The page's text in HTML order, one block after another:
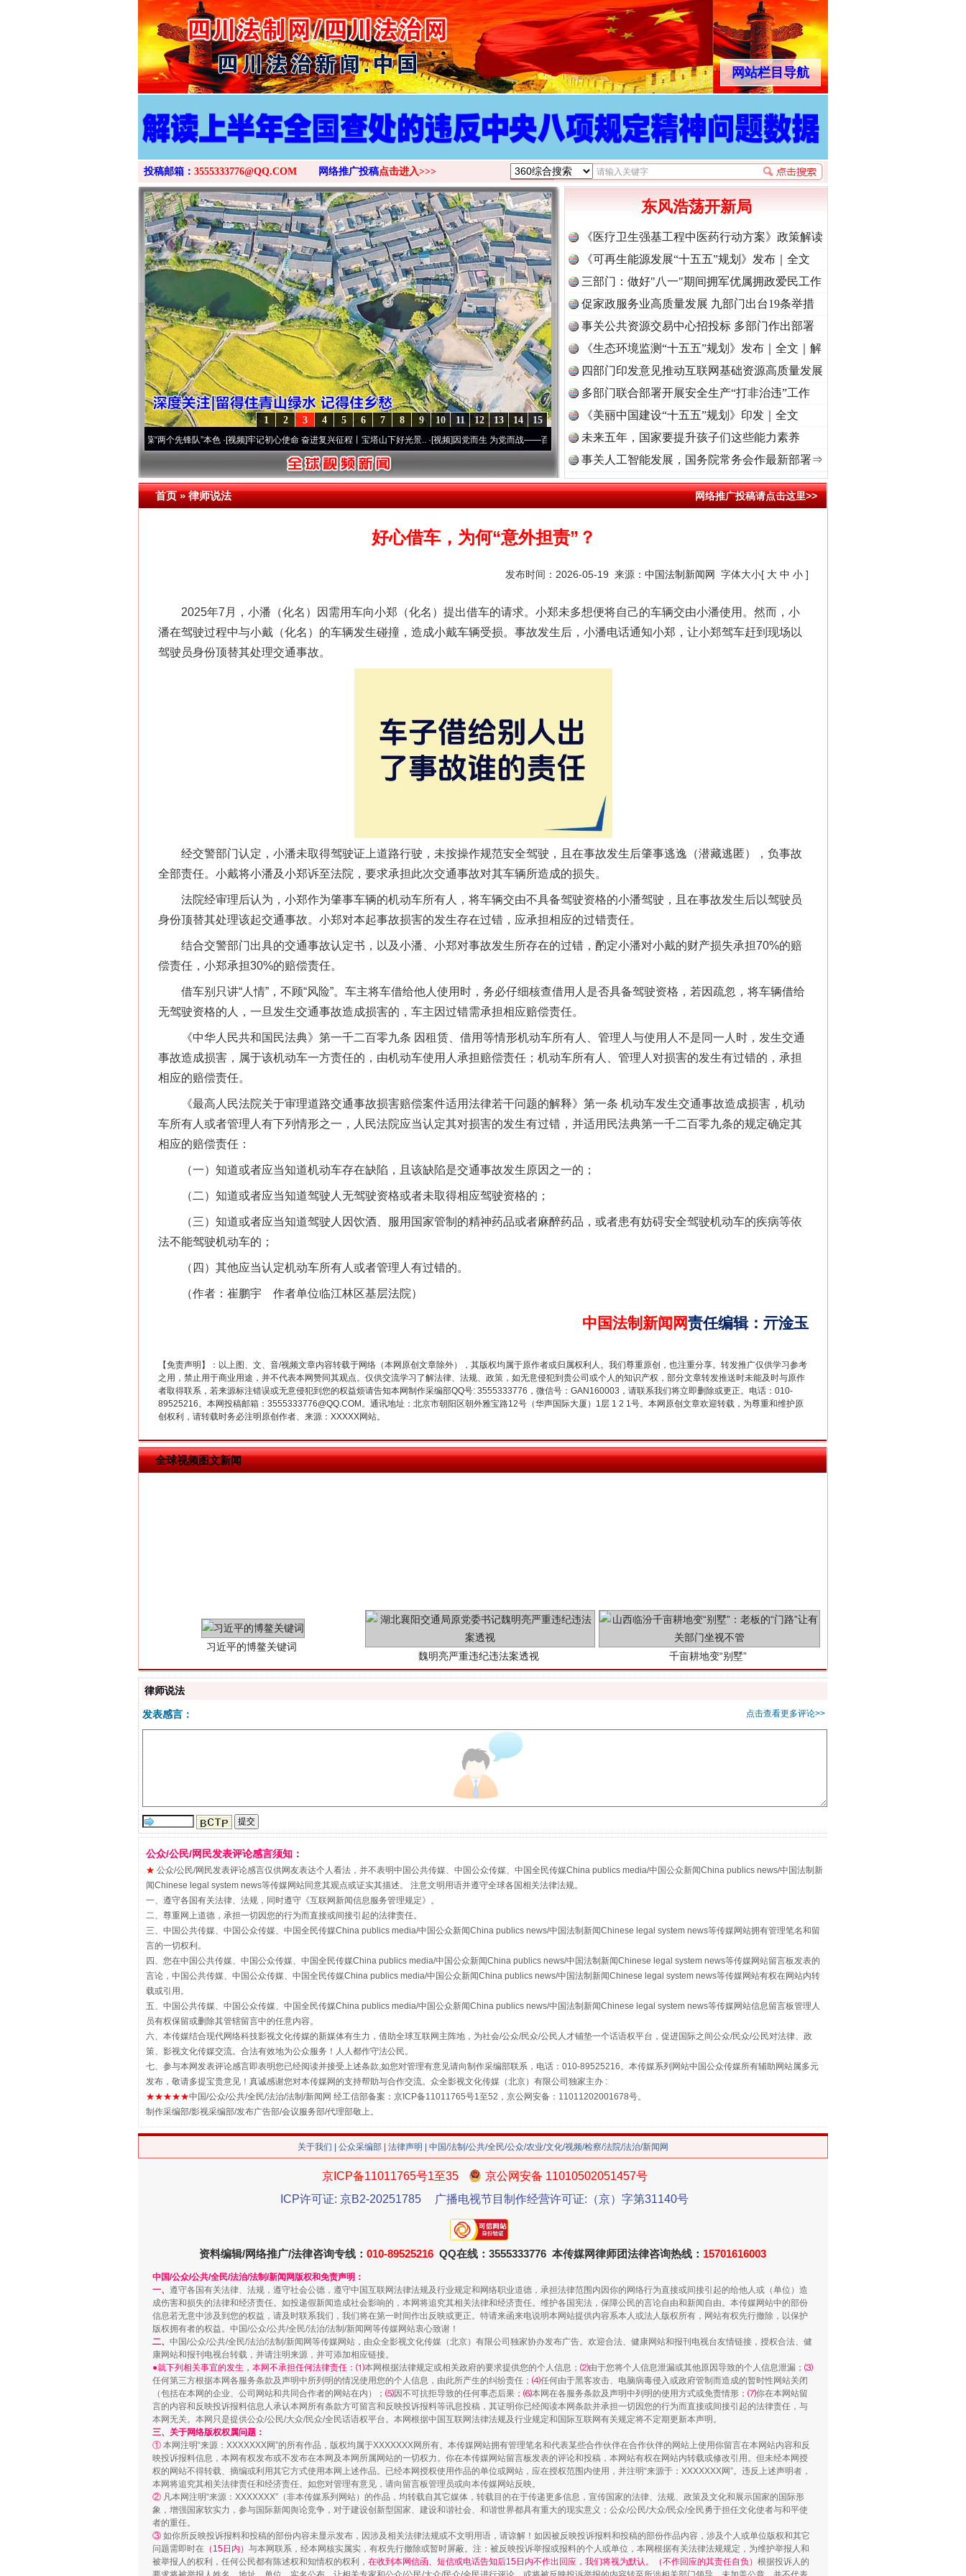
>
网站栏目导航
投稿邮箱： 3555333776@QQ.COM 网络推广投稿点击进入>>>
15
14
13
12
11
10
9
8
7
6
5
4
3
2
1
永葆“两个先锋队”本色·[视频]牢记初心使命 奋进复兴征程丨宝塔山下好光景..·[视频]因党而生 为党而战——百年“纪”事⑧加强纪律..·[视频]牢记初心使命 奋进复兴征程丨“转折之城”激荡..·[视频]
东风浩荡开新局
《医疗卫生强基工程中医药行动方案》政策解读
《可再生能源发展“十五五”规划》发布｜全文
三部门：做好"八一"期间拥军优属拥政爱民工作
促家政服务业高质量发展 九部门出台19条举措
事关公共资源交易中心招投标 多部门作出部署
《生态环境监测“十五五”规划》发布｜全文｜解
读
四部门印发意见推动互联网基础资源高质量发展
多部门联合部署开展安全生产“打非治违”工作
《美丽中国建设“十五五”规划》印发｜全文
未来五年，国家要提升孩子们这些能力素养
事关人工智能发展，国务院常务会作最新部署⇒
首页»律师说法 网络推广投稿请点击这里>>
好心借车，为何“意外担责”？
发布时间：2026-05-19 来源： 中国法制新闻网 字体大小[ 大 中 小 ]
2025年7月，小潘（化名）因需用车向小郑（化名）提出借车的请求。小郑未多想便将自己的车辆交由小潘使用。然而，小
潘在驾驶过程中与小戴（化名）的车辆发生碰撞，造成小戴车辆受损。事故发生后，小潘电话通知小郑，让小郑驾车赶到现场以
驾驶员身份顶替其处理交通事故。
经交警部门认定，小潘未取得驾驶证上道路行驶，未按操作规范安全驾驶，且在事故发生后肇事逃逸（潜藏逃匿），负事故
全部责任。小戴将小潘及小郑诉至法院，要求承担此次交通事故对其车辆所造成的损失。
法院经审理后认为，小郑作为肇事车辆的机动车所有人，将车辆交由不具备驾驶资格的小潘驾驶，且在事故发生后以驾驶员
身份顶替其处理该起交通事故。小郑对本起事故损害的发生存在过错，应承担相应的过错责任。
结合交警部门出具的交通事故认定书，以及小潘、小郑对事故发生所存在的过错，酌定小潘对小戴的财产损失承担70%的赔
偿责任，小郑承担30%的赔偿责任。
借车别只讲“人情”，不顾“风险”。车主将车借给他人使用时，务必仔细核查借用人是否具备驾驶资格，若因疏忽，将车辆借给
无驾驶资格的人，一旦发生交通事故造成损害的，车主因过错需承担相应赔偿责任。
《中华人民共和国民法典》第一千二百零九条 因租赁、借用等情形机动车所有人、管理人与使用人不是同一人时，发生交通
事故造成损害，属于该机动车一方责任的，由机动车使用人承担赔偿责任；机动车所有人、管理人对损害的发生有过错的，承担
相应的赔偿责任。
《最高人民法院关于审理道路交通事故损害赔偿案件适用法律若干问题的解释》第一条 机动车发生交通事故造成损害，机动
车所有人或者管理人有下列情形之一，人民法院应当认定其对损害的发生有过错，并适用民法典第一千二百零九条的规定确定其
相应的赔偿责任：
（一）知道或者应当知道机动车存在缺陷，且该缺陷是交通事故发生原因之一的；
（二）知道或者应当知道驾驶人无驾驶资格或者未取得相应驾驶资格的；
（三）知道或者应当知道驾驶人因饮酒、服用国家管制的精神药品或者麻醉药品，或者患有妨碍安全驾驶机动车的疾病等依
法不能驾驶机动车的；
（四）其他应当认定机动车所有人或者管理人有过错的。
（作者：崔鹏宇 作者单位临江林区基层法院）
中国法制新闻网责任编辑： 亓淦玉
【免责声明】：以上图、文、音/视频文章内容转载于网络（本网原创文章除外），其版权均属于原作者或归属权利人。我们尊重原创，也注重分享。转发推广仅供学习参考
之用，禁止用于商业用途，并不代表本网赞同其观点。仅供交流学习了解法律、法规、政策，如无意侵犯到贵公司或个人的知识产权，部分文章转发推送时未能及时与原作
者取得联系，若来源标注错误或无意侵犯到您的权益烦请告知本网制作采编部QQ号: 3555333776，微信号：GAN160003，请联系我们将立即删除或更正。电话：010-
89525216。本网投稿邮箱：3555333776@QQ.COM。通讯地址：北京市朝阳区朝外雅宝路12号（华声国际大厦）1层 1 2 1号。本网原创文章欢迎转载，为尊重和维护原
创权利，请转载时务必注明原创作者、来源：XXXXX网站。
全球视频图文新闻
网上购药对药下症？
茶叶“炒上天”
这是一记警钟！ 谢谢有你温暖了四季
在谋一域中谋全局
今年投资意愿榜揭晓 新中国诞生的见证
生物安全法正式实施
揭批美国五大"原罪" "炒鞋教程"里的骗局 习近平的“航天情”
解纷+调解+退费，一次搞定
珠宝鉴定乱象
重拳出击！专项整治午间酒驾
站台名比不上好声名
走近一线检察官
“谁都不怕”的他落马了
漫山遍野的桃花与雪山、麦地、白藏房
律师说法
点击查看更多评论>>
发表感言：
公众/公民/网民发表评论感言须知：
★ 公众/公民/网民发表评论感言仅供网友表达个人看法，并不表明中国公共传媒、中国公众传媒、中国全民传媒China publics media/中国公众新闻China publics news/中国法制新
闻Chinese legal system news等传媒网站同意其观点或证实其描述。 注意文明用语并遵守全球各国相关法律法规。
一、遵守各国有关法律、法规，同时遵守《互联网新闻信息服务管理规定》。
二、尊重网上道德，承担一切因您的行为而直接或间接引起的法律责任。
三、中国公共传媒、中国公众传媒、中国全民传媒China publics media/中国公众新闻China publics news/中国法制新闻Chinese legal system news等传媒网站拥有管理笔名和留
言的一切权利。
四、您在中国公共传媒、中国公众传媒、中国全民传媒China publics media/中国公众新闻China publics news/中国法制新闻Chinese legal system news等传媒网站留言板发表的
言论，中国公共传媒、中国公众传媒、中国全民传媒China publics media/中国公众新闻China publics news/中国法制新闻Chinese legal system news等传媒网站有权在网站内转
载或引用。
五、中国公共传媒、中国公众传媒、中国全民传媒China publics media/中国公众新闻China publics news/中国法制新闻Chinese legal system news等传媒网站信息留言板管理人
员有权保留或删除其管辖留言中的任意内容。
六、本传媒结合现代网络科技影视文化传媒的新媒体有生力，借助全球互联网主阵地，为社会/公众/民众/公民人才铺垫一个话语权平台，促进国际之间公众/民众/公民对法律、政
策、影视文化传媒交流。合法有效地为公众服务！人人都作守法公民。
七、参与本网发表评论感言即表明您已经阅读并接受上述条款,如您对管理有意见请向制作采编部联系，电话：010-89525216。本传媒系列网站中国公众传媒所有辅助网站属多元
发布，敬请多提宝贵意见！真诚感谢您对本传媒网的支持帮助与合作交流。众全影视文化传媒（北京）有限公司独家主办 :
★★★★★中国/公众/公共/全民/法治/法制/新闻网 经工信部备案：京ICP备11011765号1至52，京公网安备：11011202001678号。
制作采编部/影视采编部/发布广告部/会议服务部/代理部敬上。
关于我们 公众采编部 法律声明 | 中国/法制/公共/全民/公众/农业/文化/视频/检察/法院/法治/新闻网
京ICP备11011765号1至35
京公网安备 11010502051457号
ICP许可证: 京B2-20251785
广播电视节目制作经营许可证:（京）字第31140号
资料编辑/网络推广/法律咨询专线： 010-89525216 QQ在线：3555333776 本传媒网律师团法律咨询热线： 15701616003
中国/公众/公共/全民/法治/法制/新闻网版权和免责声明：
一、 遵守各国有关法律、法规，遵守社会公德，遵守中国互联网法律法规及行业规定和网络职业道德，承担法律范围内因你的网络行为直接或间接引起的给他人或（单位）造
成伤害和损失的法律和经济责任。如投递假新闻造成社会影响的，本网将追究其相关法律和经济责任。维护各国宪法，保障公民的言论自由和新闻自由。本传媒网站中的部份
信息若无意中涉及到您的权益，请及时联系我们，我们将在第一时间作出反映或更正。特请来函来电说明本网站提供内容系本人或法人版权所有，网站有权先行撤除，以保护
版权拥有者的权益。中国/公众/公共/全民/法治/法制/新闻网等传媒网站衷心致谢！
二、 中国/公众/公共/全民/法治/法制/新闻网等传媒网站，由众全影视文化传媒（北京）有限公司独家协办发布广告。欢迎合法、健康网站和报刊电视台友情链接，授权合法、健
康网站和报刊电视台转载，并请注明来源，并可添加相应链接。
●就下列相关事宜的发生，本网不承担任何法律责任：⑴本网根据法律规定或相关政府的要求提供您的个人信息； ⑵由于您将个人信息泄漏或其他原因导致的个人信息泄漏； ⑶
任何第三方根据本网各服务条款及声明中所列明的情况使用您的个人信息，由此所产生的纠纷责任； ⑷任何由于黑客攻击、电脑病毒侵入或政府管制而造成的暂时性网站关闭
（包括在本网的企业、公司网站和共同合作者的网站在内）； ⑸因不可抗拒导致的任何事态后果； ⑹本网在各服务条款及声明中列明的使用方式或免责情形； ⑺你在本网站留
言的内容和反映投诉报料信息人承认本网所有条款方可留言和反映投诉报料等讯息投稿，其证明你已经阅读本网条款并承担一切因您的行为而直接或间接引起的法律责任，与
本网无关。本网只是提供公众/公民/大众/民众/全民话语权平台。本网根据中国互联网法律法规及行业规定和国际互联网有关规定将不定期更新本声明。
三、关于网络版权权属问题：
① 本网注明“来源：XXXXXXX网”的所有作品，版权均属于XXXXXXX网所有。本传媒网站拥有管理笔名和代表某些合作伙伴在合作伙伴的网站上使用你留言在本网站内容和反
映投诉报料信息，本网有权发布或不发布在本网及本网所属网站的一切权力。你在本传媒网站留言板发表的评论和投稿，本网站有权在网站内转载或修改引用。但未经本网授
权的网站不得转载、摘编或利用其它方式使用本网上述作品。已经本网授权使用作品的单位或网站，应在授权范围内使用，并注明“来源于：XXXXXXX网”。违反上述声明者，
本网将追究其相关法律责任和经济责任。如您对管理有意见，请向留言板管理员或向本传媒网站反映。
② 凡本网注明“来源：XXXXXXX”（非本传媒系列网站）的作品，均转载自其它媒体，转载目的在于传递更多信息，宣传国家的法律、法规、政策及文化和展示国家的国际形
象，增强国家软实力，参与国际新闻舆论竞争，对于建设创新型国家、建设和谐社会、和谐世界都具有重大的现实意义；公众/公民/大众/民众/全民勇于担任文化使者与和平使
者的重任。
③ 如你所反映投诉报料和投稿的部份内容未显示发布，因涉及相关法律法规或不文明用语，请谅解！如因被反映投诉报料和投稿的部份作品内容，涉及个人或单位版权和其它
问题需即时在 （15日内） 与本网联系，经本网核实属实，有权先行撤除或暂时屏蔽。注：被反映投诉举报或报料的个人或单位，本网根据有关法律法规规定，为维护举报人和
被举报人的权利，任何公民都有陈述权和知情权的权利， 在收到本网信函、短信或电话告知后15日内不作出回应，我们将视为默认。（不作回应的其责任自负） 根据投诉人的